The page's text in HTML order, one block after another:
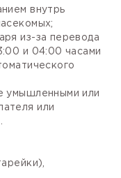
внутрь
из-за перевода
и 04:00 часами
умышленными или
или